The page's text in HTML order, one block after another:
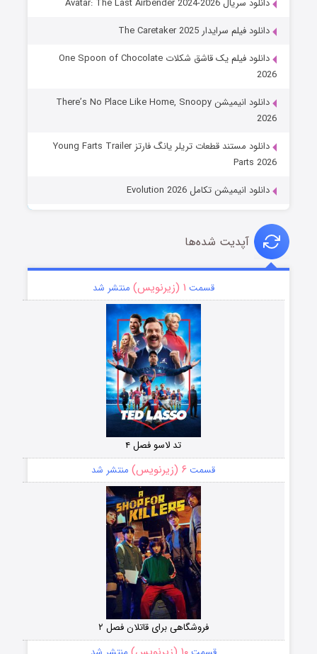
دانلود سریال Avatar: The Last Airbender 2024-2026
دانلود فیلم سرایدار The Caretaker 2025
دانلود فیلم یک قاشق شکلات One Spoon of Chocolate
2026
دانلود انیمیشن There’s No Place Like Home, Snoopy
2026
دانلود مستند قطعات تریلر یانگ فارتز Young Farts Trailer
Parts 2026
دانلود انیمیشن تکامل Evolution 2026
آپدیت شده‌ها
قسمت ۱ (زیرنویس) منتشر شد
تد لاسو فصل ۴
قسمت ۶ (زیرنویس) منتشر شد
فروشگاهی برای قاتلان فصل ۲